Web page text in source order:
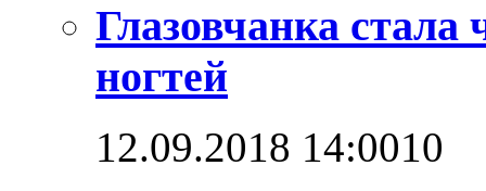
Глазовчанка
ногтей
12.09.2018 14:0010